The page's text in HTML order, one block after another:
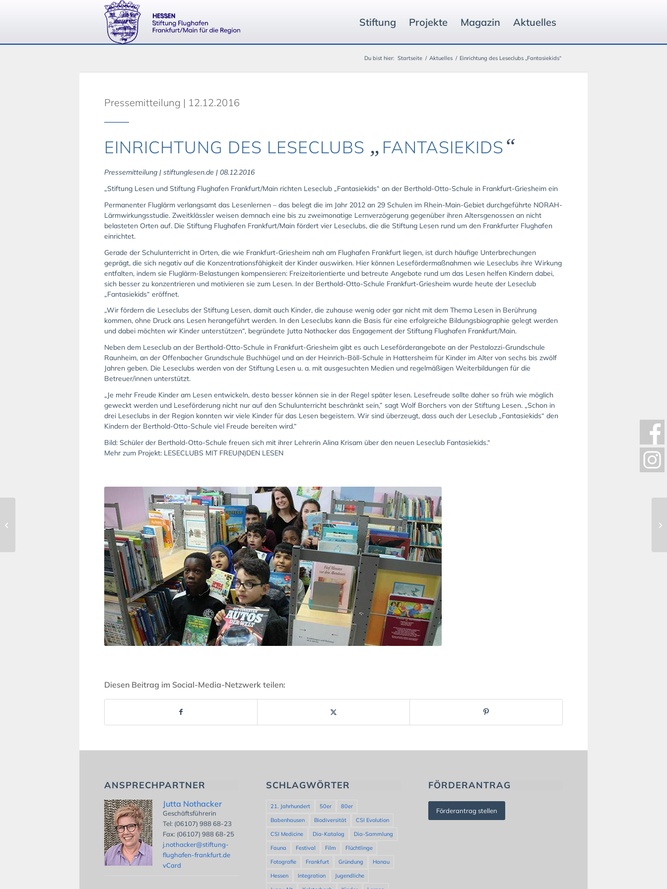
Stiftung Projekte Magazin Aktuelles
Du bist hier: Startseite / Aktuelles / Einrichtung des Leseclubs „Fantasiekids“
Pressemitteilung | 12.12.2016
EINRICHTUNG DES LESECLUBS „ FANTASIEKIDS“
Pressemitteilung | stiftunglesen.de | 08.12.2016
„Stiftung Lesen und Stiftung Flughafen Frankfurt/Main richten Leseclub „Fantasiekids“ an der Berthold-Otto-Schule in Frankfurt-Griesheim ein
Permanenter Fluglärm verlangsamt das Lesenlernen – das belegt die im Jahr 2012 an 29 Schulen im Rhein-Main-Gebiet durchgeführte NORAH-
Lärmwirkungsstudie. Zweitklässler weisen demnach eine bis zu zweimonatige Lernverzögerung gegenüber ihren Altersgenossen an nicht
belasteten Orten auf. Die Stiftung Flughafen Frankfurt/Main fördert vier Leseclubs, die die Stiftung Lesen rund um den Frankfurter Flughafen
einrichtet.
Gerade der Schulunterricht in Orten, die wie Frankfurt-Griesheim nah am Flughafen Frankfurt liegen, ist durch häufige Unterbrechungen
geprägt, die sich negativ auf die Konzentrationsfähigkeit der Kinder auswirken. Hier können Lesefördermaßnahmen wie Leseclubs ihre Wirkung
entfalten, indem sie Fluglärm-Belastungen kompensieren: Freizeitorientierte und betreute Angebote rund um das Lesen helfen Kindern dabei,
sich besser zu konzentrieren und motivieren sie zum Lesen. In der Berthold-Otto-Schule Frankfurt-Griesheim wurde heute der Leseclub
„Fantasiekids“ eröffnet.
„Wir fördern die Leseclubs der Stiftung Lesen, damit auch Kinder, die zuhause wenig oder gar nicht mit dem Thema Lesen in Berührung
kommen, ohne Druck ans Lesen herangeführt werden. In den Leseclubs kann die Basis für eine erfolgreiche Bildungsbiographie gelegt werden
und dabei möchten wir Kinder unterstützen“, begründete Jutta Nothacker das Engagement der Stiftung Flughafen Frankfurt/Main.
Neben dem Leseclub an der Berthold-Otto-Schule in Frankfurt-Griesheim gibt es auch Leseförderangebote an der Pestalozzi-Grundschule
Raunheim, an der Offenbacher Grundschule Buchhügel und an der Heinrich-Böll-Schule in Hattersheim für Kinder im Alter von sechs bis zwölf
Jahren geben. Die Leseclubs werden von der Stiftung Lesen u. a. mit ausgesuchten Medien und regelmäßigen Weiterbildungen für die
Betreuer/innen unterstützt.
„Je mehr Freude Kinder am Lesen entwickeln, desto besser können sie in der Regel später lesen. Lesefreude sollte daher so früh wie möglich
geweckt werden und Leseförderung nicht nur auf den Schulunterricht beschränkt sein,” sagt Wolf Borchers von der Stiftung Lesen. „Schon in
drei Leseclubs in der Region konnten wir viele Kinder für das Lesen begeistern. Wir sind überzeugt, dass auch der Leseclub „Fantasiekids“ den
Kindern der Berthold-Otto-Schule viel Freude bereiten wird.“
Bild: Schüler der Berthold-Otto-Schule freuen sich mit ihrer Lehrerin Alina Krisam über den neuen Leseclub Fantasiekids.“
Mehr zum Projekt: LESECLUBS MIT FREU(N)DEN LESEN
Diesen Beitrag im Social-Media-Netzwerk teilen:
ANSPRECHPARTNER
Jutta Nothacker
Geschäftsführerin
Tel: (06107) 988 68-23
Fax: (06107) 988 68-25
j.nothacker@stiftung-
flughafen-frankfurt.de
vCard
SCHLAGWÖRTER
21. Jahrhundert 50er
80er
Babenhausen
Biodiversität
CSI Evolution
CSI Medicine
Dia-Katalog
Dia-Sammlung
Fauna
Festival Film
Flüchtlinge
Fotografie
Frankfurt Gründung
Hanau
Hessen
Integration
Jugendliche
FÖRDERANTRAG
Förderantrag stellen